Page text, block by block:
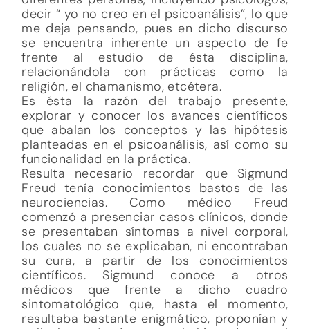
decir “ yo no creo en el psicoanálisis”, lo que
me deja pensando, pues en dicho discurso
se encuentra inherente un aspecto de fe
frente al estudio de ésta disciplina,
relacionándola con prácticas como la
religión, el chamanismo, etcétera.
Es ésta la razón del trabajo presente,
explorar y conocer los avances científicos
que abalan los conceptos y las hipótesis
planteadas en el psicoanálisis, así como su
funcionalidad en la práctica.
Resulta necesario recordar que Sigmund
Freud tenía conocimientos bastos de las
neurociencias. Como médico Freud
comenzó a presenciar casos clínicos, donde
se presentaban síntomas a nivel corporal,
los cuales no se explicaban, ni encontraban
su cura, a partir de los conocimientos
científicos. Sigmund conoce a otros
médicos que frente a dicho cuadro
sintomatológico que, hasta el momento,
resultaba bastante enigmático, proponían y